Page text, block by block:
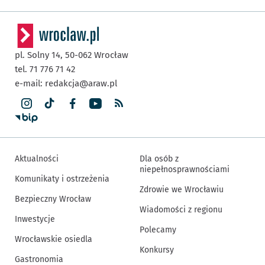
pl. Solny 14, 50-062 Wrocław
tel. 71 776 71 42
e-mail: redakcja@araw.pl
Aktualności
Komunikaty i ostrzeżenia
Bezpieczny Wrocław
Inwestycje
Wrocławskie osiedla
Gastronomia
Dla osób z
niepełnosprawnościami
Zdrowie we Wrocławiu
Wiadomości z regionu
Polecamy
Konkursy